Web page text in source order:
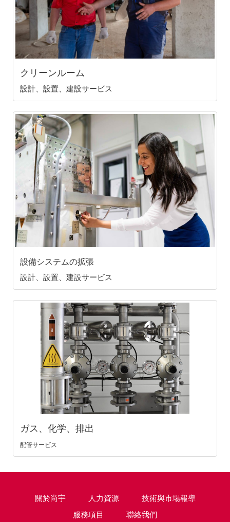
クリーンルーム
設計、設置、建設サービス
設備システムの拡張
設計、設置、建設サービス
ガス、化学、排出
配管サービス
關於尚宇 人力資源
技術與市場報導
服務項目
聯絡我們